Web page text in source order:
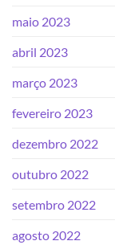
maio 2023
abril 2023
março 2023
fevereiro 2023
dezembro 2022
outubro 2022
setembro 2022
agosto 2022